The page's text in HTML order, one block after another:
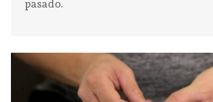
pasado.